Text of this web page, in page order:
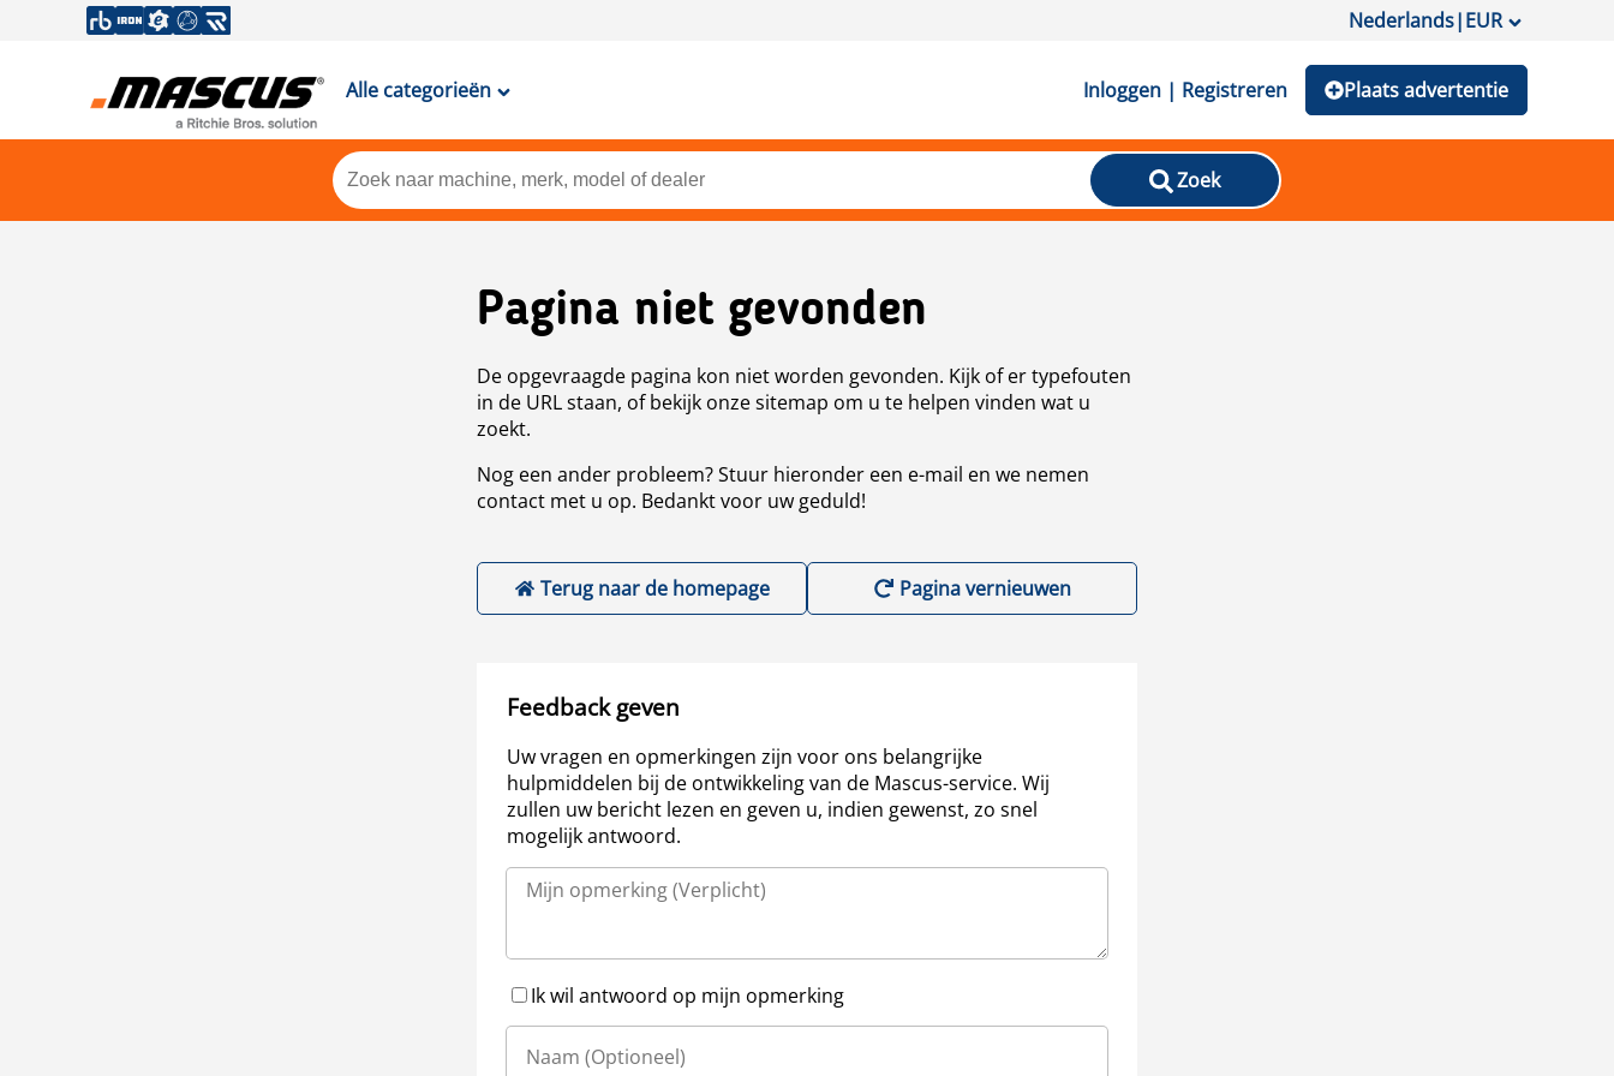
Nederlands|EUR
Alle categorieën Inloggen | Registreren Plaats advertentie
Zoek
Pagina niet gevonden
De opgevraagde pagina kon niet worden gevonden. Kijk of er typefouten
in de URL staan, of bekijk onze sitemap om u te helpen vinden wat u
zoekt.
Nog een ander probleem? Stuur hieronder een e-mail en we nemen
contact met u op. Bedankt voor uw geduld!
Terug naar de homepage Pagina vernieuwen
Feedback geven
Uw vragen en opmerkingen zijn voor ons belangrijke
hulpmiddelen bij de ontwikkeling van de Mascus-service. Wij
zullen uw bericht lezen en geven u, indien gewenst, zo snel
mogelijk antwoord.
Ik wil antwoord op mijn opmerking